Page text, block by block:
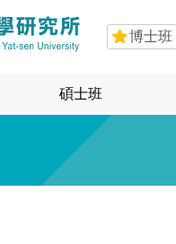
博士班
碩士班